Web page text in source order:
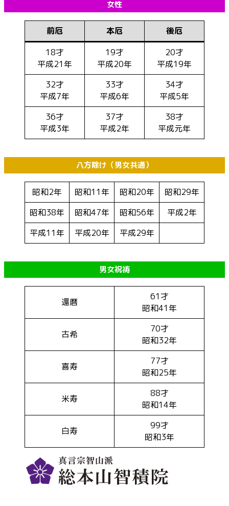
女性
前厄 本厄
後厄
18才
平成21年
19才
平成20年
20才
平成19年
32才
平成7年
33才
平成6年
34才
平成5年
36才
平成3年
37才
平成2年
38才
平成元年
八方除け（男女共通）
昭和2年 昭和11年 昭和20年
昭和29年
昭和38年
昭和47年 昭和56年
平成2年
平成11年
平成20年 平成29年
男女祝祷
還暦
61才
昭和41年
古希
70才
昭和32年
喜寿
77才
昭和25年
米寿
88才
昭和14年
白寿
99才
昭和3年